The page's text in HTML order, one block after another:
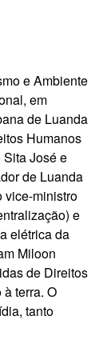
e Ambiente
em
de Luanda
Humanos
Sita José e
de Luanda
vice-ministro
e
elétrica da
Miloon
de Direitos
terra. O
tanto